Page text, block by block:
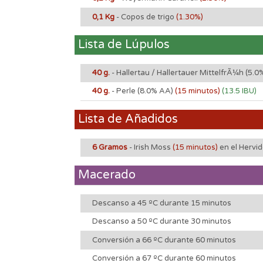
0,1 Kg - Copos de trigo (1.30%)
Lista de Lúpulos
40 g. - Hallertau / Hallertauer MittelfrÃ¼h
40 g. - Perle (8.0% AA) (15 minutos) (13.5 IBU)
Lista de Añadidos
6 Gramos - Irish Moss (15 minutos) en el
Macerado
Descanso a 45 ºC durante 15 minutos
Descanso a 50 ºC durante 30 minutos
Conversión a 66 ºC durante 60 minutos
Conversión a 67 ºC durante 60 minutos